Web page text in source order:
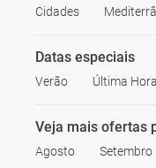
Cidades
Datas especiais
Verão Última Hora
Veja mais ofertas
Agosto Setembro